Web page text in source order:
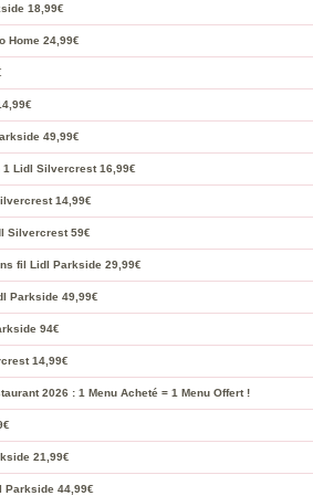
18,99€
Home 24,99€
49,99€
Lidl Silvercrest 16,99€
14,99€
Silvercrest 59€
fil Lidl Parkside 29,99€
Parkside 49,99€
94€
14,99€
2026 : 1 Menu Acheté = 1 Menu Offert !
21,99€
Parkside 44,99€